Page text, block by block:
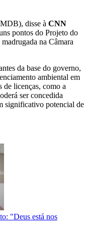
disse à CNN
pontos do Projeto do
na Câmara
da base do governo,
ambiental em
licenças, como a
ser concedida
significativo potencial de
"Deus está nos